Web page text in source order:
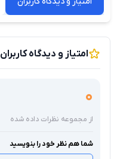
امتیاز و دیدگاه کاربران
0
از مجموعه نظرات داده شده
شما هم نظر خود را بنویسید